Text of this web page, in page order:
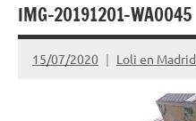
IMG-20191201-WA0045
15/07/2020 Loli en Madrid